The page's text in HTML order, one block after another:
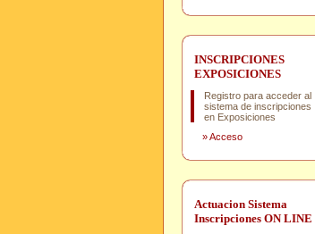
INSCRIPCIONES
EXPOSICIONES
Registro para acceder al
sistema de inscripciones
en Exposiciones
»Acceso
Actuacion Sistema
Inscripciones ON LINE